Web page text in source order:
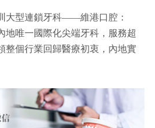
大型連鎖牙科——維港口腔：
地唯一國際化尖端牙科，服務超
整個行業回歸醫療初衷，內地實